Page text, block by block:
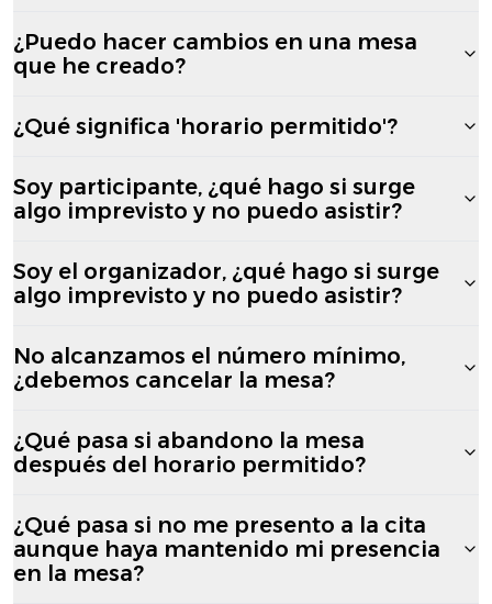
¿Puedo hacer cambios en una mesa
que he creado?
¿Qué significa 'horario permitido'?
Soy participante, ¿qué hago si surge
algo imprevisto y no puedo asistir?
Soy el organizador, ¿qué hago si surge
algo imprevisto y no puedo asistir?
No alcanzamos el número mínimo,
¿debemos cancelar la mesa?
¿Qué pasa si abandono la mesa
después del horario permitido?
¿Qué pasa si no me presento a la cita
aunque haya mantenido mi presencia
en la mesa?